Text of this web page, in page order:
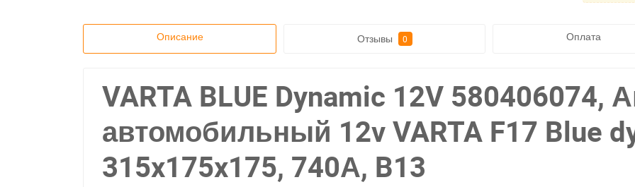
Описание Отзывы 0 Оплата
VARTA BLUE Dynamic 12V 580406074,
автомобильный 12v VARTA F17 Blue
315x175x175, 740А, B13